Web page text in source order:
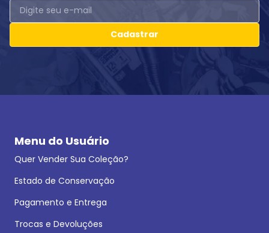
Cadastrar
Menu do Usuário
Quer Vender Sua Coleção?
Estado de Conservação
Pagamento e Entrega
Trocas e Devoluções